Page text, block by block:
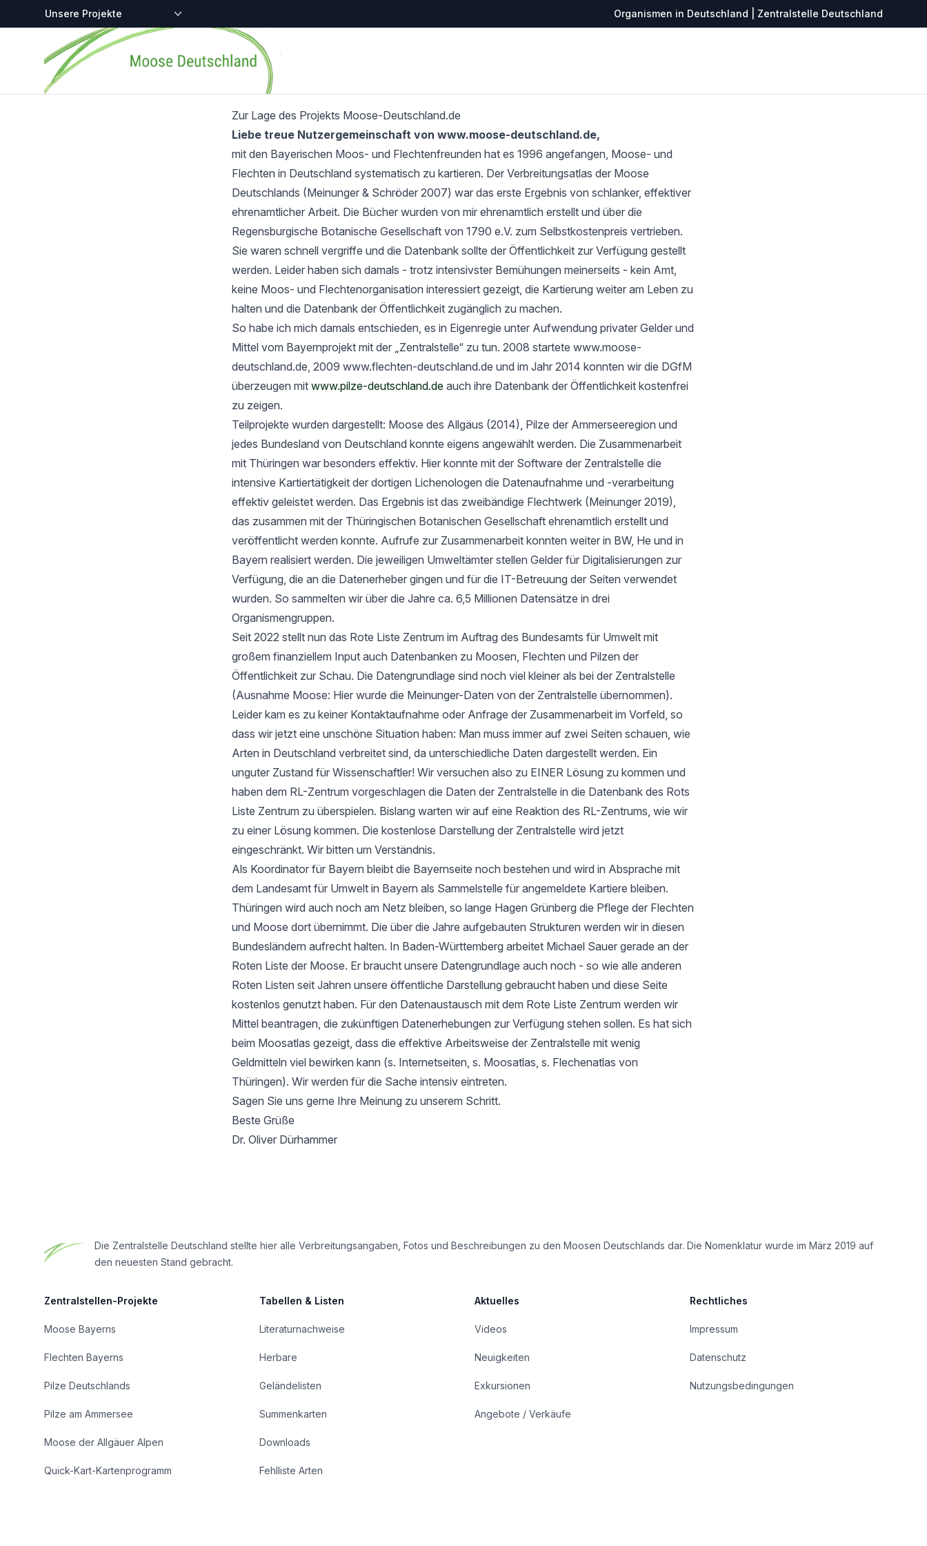
Zentralstellen-Projekte Organismen in Deutschland | Zentralstelle Deutschland
Startseite
Zur Lage des Projekts Moose-Deutschland.de
Liebe treue Nutzergemeinschaft von www.moose-deutschland.de,
mit den Bayerischen Moos- und Flechtenfreunden hat es 1996 angefangen, Moose- und
Flechten in Deutschland systematisch zu kartieren. Der Verbreitungsatlas der Moose
Deutschlands (Meinunger & Schröder 2007) war das erste Ergebnis von schlanker, effektiver
ehrenamtlicher Arbeit. Die Bücher wurden von mir ehrenamtlich erstellt und über die
Regensburgische Botanische Gesellschaft von 1790 e.V. zum Selbstkostenpreis vertrieben.
Sie waren schnell vergriffe und die Datenbank sollte der Öffentlichkeit zur Verfügung gestellt
werden. Leider haben sich damals - trotz intensivster Bemühungen meinerseits - kein Amt,
keine Moos- und Flechtenorganisation interessiert gezeigt, die Kartierung weiter am Leben zu
halten und die Datenbank der Öffentlichkeit zugänglich zu machen.
So habe ich mich damals entschieden, es in Eigenregie unter Aufwendung privater Gelder und
Mittel vom Bayernprojekt mit der „Zentralstelle“ zu tun. 2008 startete www.moose-
deutschland.de, 2009 www.flechten-deutschland.de und im Jahr 2014 konnten wir die DGfM
überzeugen mit www.pilze-deutschland.de auch ihre Datenbank der Öffentlichkeit kostenfrei
zu zeigen.
Teilprojekte wurden dargestellt: Moose des Allgäus (2014), Pilze der Ammerseeregion und
jedes Bundesland von Deutschland konnte eigens angewählt werden. Die Zusammenarbeit
mit Thüringen war besonders effektiv. Hier konnte mit der Software der Zentralstelle die
intensive Kartiertätigkeit der dortigen Lichenologen die Datenaufnahme und -verarbeitung
effektiv geleistet werden. Das Ergebnis ist das zweibändige Flechtwerk (Meinunger 2019),
das zusammen mit der Thüringischen Botanischen Gesellschaft ehrenamtlich erstellt und
veröffentlicht werden konnte. Aufrufe zur Zusammenarbeit konnten weiter in BW, He und in
Bayern realisiert werden. Die jeweiligen Umweltämter stellen Gelder für Digitalisierungen zur
Verfügung, die an die Datenerheber gingen und für die IT-Betreuung der Seiten verwendet
wurden. So sammelten wir über die Jahre ca. 6,5 Millionen Datensätze in drei
Organismengruppen.
Seit 2022 stellt nun das Rote Liste Zentrum im Auftrag des Bundesamts für Umwelt mit
großem finanziellem Input auch Datenbanken zu Moosen, Flechten und Pilzen der
Öffentlichkeit zur Schau. Die Datengrundlage sind noch viel kleiner als bei der Zentralstelle
(Ausnahme Moose: Hier wurde die Meinunger-Daten von der Zentralstelle übernommen).
Leider kam es zu keiner Kontaktaufnahme oder Anfrage der Zusammenarbeit im Vorfeld, so
dass wir jetzt eine unschöne Situation haben: Man muss immer auf zwei Seiten schauen, wie
Arten in Deutschland verbreitet sind, da unterschiedliche Daten dargestellt werden. Ein
unguter Zustand für Wissenschaftler! Wir versuchen also zu EINER Lösung zu kommen und
haben dem RL-Zentrum vorgeschlagen die Daten der Zentralstelle in die Datenbank des Rots
Liste Zentrum zu überspielen. Bislang warten wir auf eine Reaktion des RL-Zentrums, wie wir
zu einer Lösung kommen. Die kostenlose Darstellung der Zentralstelle wird jetzt
eingeschränkt. Wir bitten um Verständnis.
Als Koordinator für Bayern bleibt die Bayernseite noch bestehen und wird in Absprache mit
dem Landesamt für Umwelt in Bayern als Sammelstelle für angemeldete Kartiere bleiben.
Thüringen wird auch noch am Netz bleiben, so lange Hagen Grünberg die Pflege der Flechten
und Moose dort übernimmt. Die über die Jahre aufgebauten Strukturen werden wir in diesen
Bundesländern aufrecht halten. In Baden-Württemberg arbeitet Michael Sauer gerade an der
Roten Liste der Moose. Er braucht unsere Datengrundlage auch noch - so wie alle anderen
Roten Listen seit Jahren unsere öffentliche Darstellung gebraucht haben und diese Seite
kostenlos genutzt haben. Für den Datenaustausch mit dem Rote Liste Zentrum werden wir
Mittel beantragen, die zukünftigen Datenerhebungen zur Verfügung stehen sollen. Es hat sich
beim Moosatlas gezeigt, dass die effektive Arbeitsweise der Zentralstelle mit wenig
Geldmitteln viel bewirken kann (s. Internetseiten, s. Moosatlas, s. Flechenatlas von
Thüringen). Wir werden für die Sache intensiv eintreten.
Sagen Sie uns gerne Ihre Meinung zu unserem Schritt.
Beste Grüße
Dr. Oliver Dürhammer
Die Zentralstelle Deutschland stellte hier alle Verbreitungsangaben, Fotos und Beschreibungen zu den Moosen Deutschlands dar. Die Nomenklatur wurde im März 2019 auf
den neuesten Stand gebracht.
Zentralstellen-Projekte
Moose Bayerns
Flechten Bayerns
Pilze Deutschlands
Pilze am Ammersee
Moose der Allgäuer Alpen
Quick-Kart-Kartenprogramm
Tabellen & Listen
Literaturnachweise
Herbare
Geländelisten
Summenkarten
Downloads
Fehlliste Arten
Aktuelles
Videos
Neuigkeiten
Exkursionen
Angebote / Verkäufe
Rechtliches
Impressum
Datenschutz
Nutzungsbedingungen